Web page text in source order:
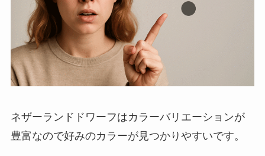
ネザーランドドワーフはカラーバリエーションが
豊富なので好みのカラーが見つかりやすいです。